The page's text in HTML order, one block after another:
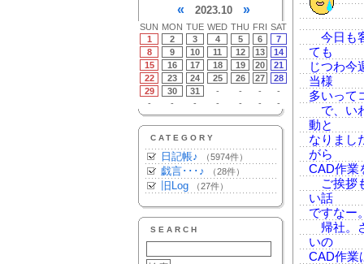
« 2023.10 »
SUN MON TUE WED THU FRI SAT
1
2 3 4 5 6
7
8
9 10 11 12 13
14
15
16 17 18 19 20
21
22
23 24 25 26 27
28
29
30 31 - - -
-
-
- - - - - -
CATEGORY
日記帳♪ （5974件）
戯言･･･♪ （28件）
旧Log （27件）
SEARCH
今日も
ても
じつわ今
当様
多いって
で、い
動と
なりまし
がら
CAD作業
ご挨拶
い話
ですなー
帰社。
いの
CAD作業